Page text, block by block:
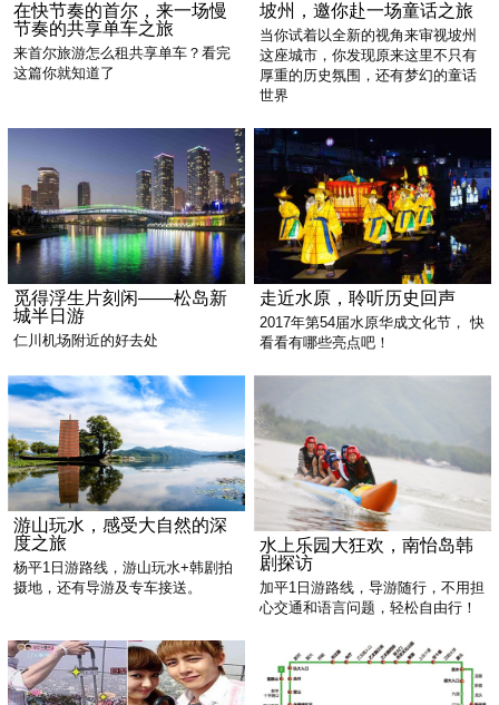
在快节奏的首尔，来一场慢
节奏的共享单车之旅
来首尔旅游怎么租共享单车？看完
这篇你就知道了
坡州，邀你赴一场童话之旅
当你试着以全新的视角来审视坡州
这座城市，你发现原来这里不只有
厚重的历史氛围，还有梦幻的童话
世界
觅得浮生片刻闲——松岛新
城半日游
仁川机场附近的好去处
走近水原，聆听历史回声
2017年第54届水原华成文化节， 快
看看有哪些亮点吧！
游山玩水，感受大自然的深
度之旅
杨平1日游路线，游山玩水+韩剧拍
摄地，还有导游及专车接送。
水上乐园大狂欢，南怡岛韩
剧探访
加平1日游路线，导游随行，不用担
心交通和语言问题，轻松自由行！